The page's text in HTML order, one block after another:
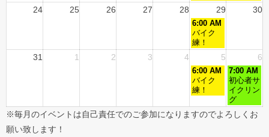
24 25 26 27 28 29 30
6:00 AM
バイク
練！
31 1 2 3 4 5 6
6:00 AM
バイク
練！
7:00 AM
初心者サ
イクリン
グ
※毎月のイベントは自己責任でのご参加になりますのでよろしくお
願い致します！